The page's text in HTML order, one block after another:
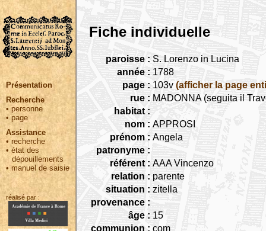
Présentation
Recherche
• personne
•page
Assistance
• recherche
•état des
dépouillements
•manuel de saisie
réalisé par :
Fiche individuelle
paroisse : S. Lorenzo in Lucina
année : 1788
page : 103v (afficher la page
rue : MADONNA (seguita il
habitat :
nom : APPROSI
prénom : Angela
patronyme :
référent : AAA Vincenzo
relation : parente
situation : zitella
provenance :
âge : 15
communion : com